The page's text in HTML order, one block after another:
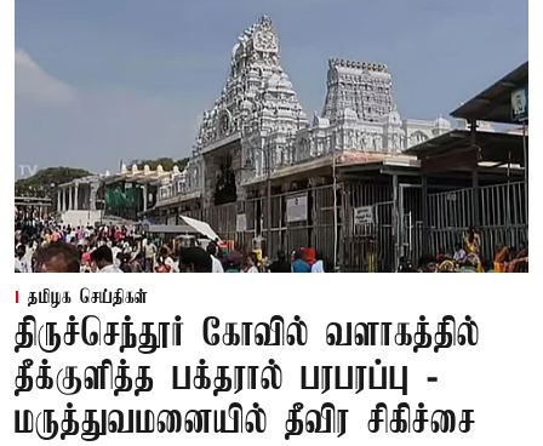
தமிழக செய்திகள்
திருச்செந்தூர் கோவில் வளாகத்தில்
தீக்குளித்த பக்தரால் பரபரப்பு -
மருத்துவமனையில் தீவிர சிகிச்சை